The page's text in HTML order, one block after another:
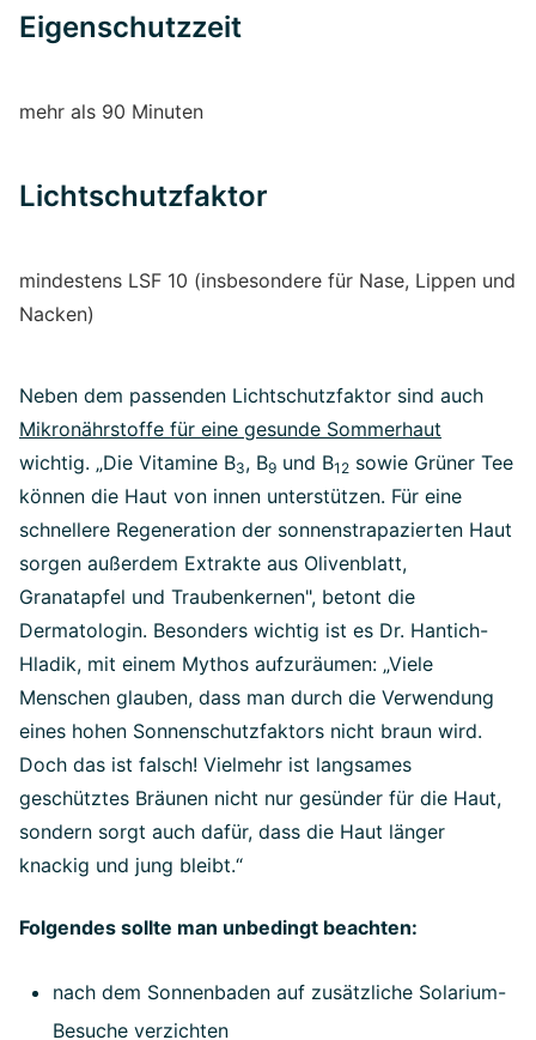
Eigenschutzzeit
mehr als 90 Minuten
Lichtschutzfaktor
mindestens LSF 10 (insbesondere für Nase, Lippen und
Nacken)
Neben dem passenden Lichtschutzfaktor sind auch
Mikronährstoffe für eine gesunde Sommerhaut
wichtig. „Die Vitamine B3, B9 und B12 sowie Grüner Tee
können die Haut von innen unterstützen. Für eine
schnellere Regeneration der sonnenstrapazierten Haut
sorgen außerdem Extrakte aus Olivenblatt,
Granatapfel und Traubenkernen", betont die
Dermatologin. Besonders wichtig ist es Dr. Hantich-
Hladik, mit einem Mythos aufzuräumen: „Viele
Menschen glauben, dass man durch die Verwendung
eines hohen Sonnenschutzfaktors nicht braun wird.
Doch das ist falsch! Vielmehr ist langsames
geschütztes Bräunen nicht nur gesünder für die Haut,
sondern sorgt auch dafür, dass die Haut länger
knackig und jung bleibt.“
Folgendes sollte man unbedingt beachten:
nach dem Sonnenbaden auf zusätzliche Solarium-
Besuche verzichten